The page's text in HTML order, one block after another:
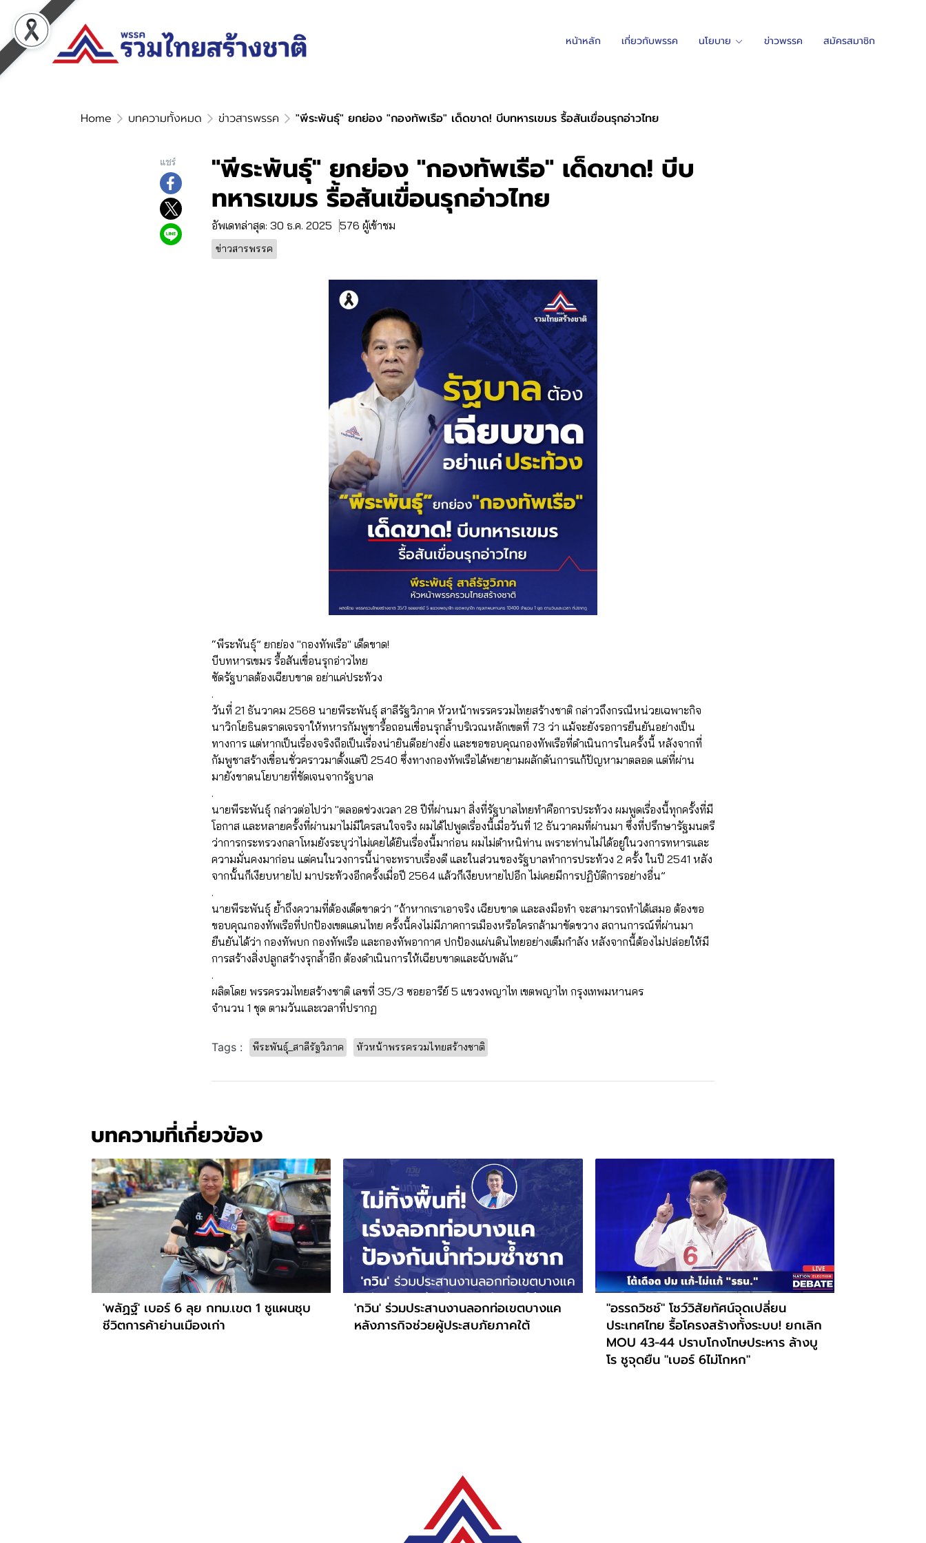
หน้าหลัก เกี่ยวกับพรรค นโยบาย ข่าวพรรค สมัครสมาชิก
Home บทความทั้งหมด ข่าวสารพรรค "พีระพันธุ์" ยกย่อง "กองทัพเรือ" เด็ดขาด! บีบทหารเขมร รื้อสันเขื่อนรุกอ่าวไทย
แชร์ "พีระพันธุ์" ยกย่อง "กองทัพเรือ" เด็ดขาด! บีบ
ทหารเขมร รื้อสันเขื่อนรุกอ่าวไทย
อัพเดทล่าสุด: 30 ธ.ค. 2025 576 ผู้เข้าชม
ข่าวสารพรรค
“พีระพันธุ์” ยกย่อง "กองทัพเรือ" เด็ดขาด!
บีบทหารเขมร รื้อสันเขื่อนรุกอ่าวไทย
ซัดรัฐบาลต้องเฉียบขาด อย่าแค่ประท้วง
.
วันที่ 21 ธันวาคม 2568 นายพีระพันธุ์ สาลีรัฐวิภาค หัวหน้าพรรครวมไทยสร้างชาติ กล่าวถึงกรณีหน่วยเฉพาะกิจ
นาวิกโยธินตราดเจรจาให้ทหารกัมพูชารื้อถอนเขื่อนรุกล้ำบริเวณหลักเขตที่ 73 ว่า แม้จะยังรอการยืนยันอย่างเป็น
ทางการ แต่หากเป็นเรื่องจริงถือเป็นเรื่องน่ายินดีอย่างยิ่ง และขอขอบคุณกองทัพเรือที่ดำเนินการในครั้งนี้ หลังจากที่
กัมพูชาสร้างเขื่อนชั่วคราวมาตั้งแต่ปี 2540 ซึ่งทางกองทัพเรือได้พยายามผลักดันการแก้ปัญหามาตลอด แต่ที่ผ่าน
มายังขาดนโยบายที่ชัดเจนจากรัฐบาล
.
นายพีระพันธุ์ กล่าวต่อไปว่า "ตลอดช่วงเวลา 28 ปีที่ผ่านมา สิ่งที่รัฐบาลไทยทำคือการประท้วง ผมพูดเรื่องนี้ทุกครั้งที่มี
โอกาส และหลายครั้งที่ผ่านมาไม่มีใครสนใจจริง ผมได้ไปพูดเรื่องนี้เมื่อวันที่ 12 ธันวาคมที่ผ่านมา ซึ่งที่ปรึกษารัฐมนตรี
ว่าการกระทรวงกลาโหมยังระบุว่าไม่เคยได้ยินเรื่องนี้มาก่อน ผมไม่ตำหนิท่าน เพราะท่านไม่ได้อยู่ในวงการทหารและ
ความมั่นคงมาก่อน แต่คนในวงการนี้น่าจะทราบเรื่องดี และในส่วนของรัฐบาลทำการประท้วง 2 ครั้ง ในปี 2541 หลัง
จากนั้นก็เงียบหายไป มาประท้วงอีกครั้งเมื่อปี 2564 แล้วก็เงียบหายไปอีก ไม่เคยมีการปฏิบัติการอย่างอื่น”
.
นายพีระพันธุ์ ย้ำถึงความที่ต้องเด็ดขาดว่า “ถ้าหากเราเอาจริง เฉียบขาด และลงมือทำ จะสามารถทำได้เสมอ ต้องขอ
ขอบคุณกองทัพเรือที่ปกป้องเขตแดนไทย ครั้งนี้คงไม่มีภาคการเมืองหรือใครกล้ามาขัดขวาง สถานการณ์ที่ผ่านมา
ยืนยันได้ว่า กองทัพบก กองทัพเรือ และกองทัพอากาศ ปกป้องแผ่นดินไทยอย่างเต็มกำลัง หลังจากนี้ต้องไม่ปล่อยให้มี
การสร้างสิ่งปลูกสร้างรุกล้ำอีก ต้องดำเนินการให้เฉียบขาดและฉับพลัน”
.
ผลิตโดย พรรครวมไทยสร้างชาติ เลขที่ 35/3 ซอยอารีย์ 5 แขวงพญาไท เขตพญาไท กรุงเทพมหานคร
จำนวน 1 ชุด ตามวันและเวลาที่ปรากฏ
Tags : พีระพันธุ์_สาลีรัฐวิภาค หัวหน้าพรรครวมไทยสร้างชาติ
บทความที่เกี่ยวข้อง
'พลัฏฐ์' เบอร์ 6 ลุย กทม.เขต 1 ชูแผนชุบ
ชีวิตการค้าย่านเมืองเก่า
'กวิน' ร่วมประสานงานลอกท่อเขตบางแค
หลังภารกิจช่วยผู้ประสบภัยภาคใต้
"อรรถวิชช์" โชว์วิสัยทัศน์จุดเปลี่ยน
ประเทศไทย รื้อโครงสร้างทั้งระบบ! ยกเลิก
MOU 43-44 ปราบโกงโทษประหาร ล้างบู
โร ชูจุดยืน "เบอร์ 6ไม่โกหก"